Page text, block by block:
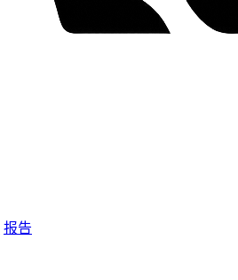
报告